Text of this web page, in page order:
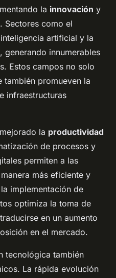
la innovación y
Sectores como el
artificial y la
innumerables
Estos campos no solo
también promueven la
infraestructuras
la productividad
de procesos y
permiten a las
más eficiente y
implementación de
optimiza la toma de
en un aumento
en el mercado.
tecnológica también
La rápida evolución